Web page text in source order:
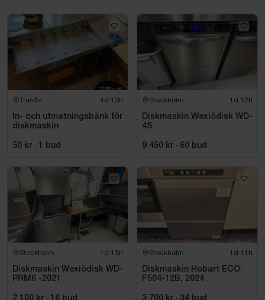
50 Hz
16 A
Effekt: 11 kW
Övrigt
Tillverkare diskmaskin: Wexiödisk
Modell: WD-6E
Tillverkare bänk: Metos
Endast 1 program fungerar
Rostfritt utförande
Normalt slitage förekommer
Se bilder för mer information
Tranås 4d 13h
In- och utmatningsbänk för
diskmaskin
50 kr · 1 bud
Stockholm 1d 12h
Diskmaskin Wexiödisk WD-
4S
9 450 kr · 60 bud
Stockholm 1d 13h
Diskmaskin Wexiödisk WD-
PRM6 -2021
Stockholm 1d 11h
Diskmaskin Hobart ECO-
F504-12B, 2024